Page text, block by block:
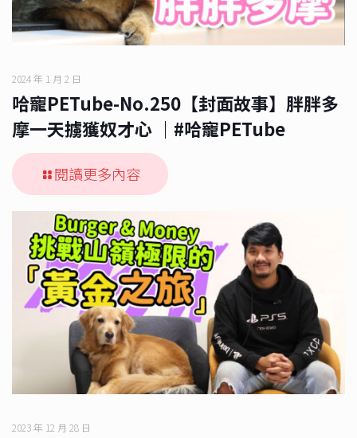
2024 年 1 月 2 日
哈寵PETube-No.250【封面故事】胖胖多
摩一天擄獲奴才心 ｜#哈寵PETube
閱讀更多內容
2023 年 12 月 28 日